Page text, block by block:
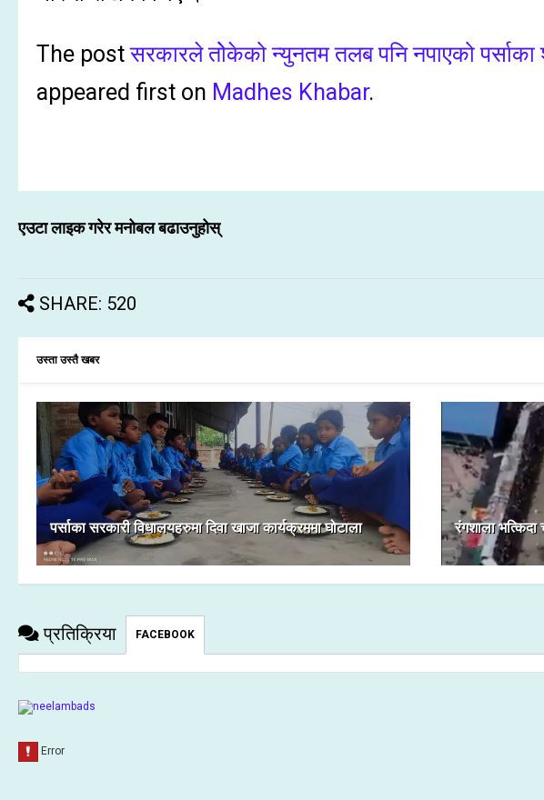
The postसरकारले तोेकेको न्युनतम तलब पनि नपाएको पर्साका
appeared first on Madhes Khabar.
एउटा लाइक गरेर मनोबल बढाउनुहोस्
SHARE: 520
उस्ता उस्तै खबर
पर्साका सरकारी विधालयहरुमा दिवा खाजा कार्यक्रममा घोटाला रंगशाला
प्रतिक्रिया FACEBOOK